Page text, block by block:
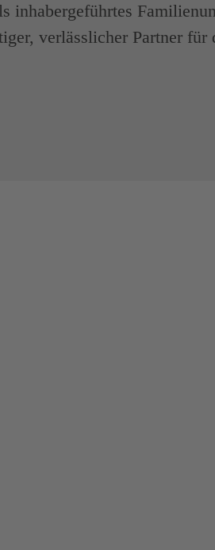
inhabergeführtes
verlässlicher Partner für